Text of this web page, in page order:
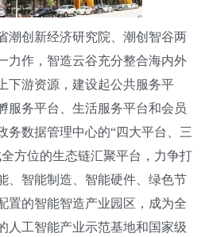
创新经济研究院、潮创智谷两
力作，智造云谷充分整合海内外
下游资源，建设起公共服务平
服务平台、生活服务平台和会员
务数据管理中心的“四大平台、三
方位的生态链汇聚平台，力争打
、智能制造、智能硬件、绿色节
置的智能智造产业园区，成为全
人工智能产业示范基地和国家级